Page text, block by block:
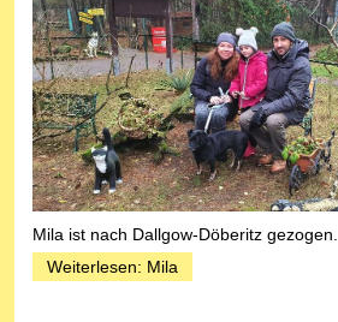
Mila ist nach Dallgow-Döberitz gezogen.
Weiterlesen: Mila